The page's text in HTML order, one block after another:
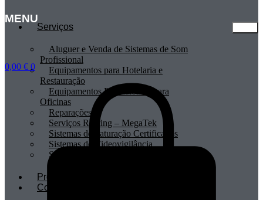
MENU
Serviços
Aluguer e Venda de Sistemas de Som
Profissional
Equipamentos para Hotelaria e
Restauração
Equipamentos Profissionais para
Oficinas
Reparações
Serviços Renting – MegaTek
Sistemas de Faturação Certificados
Sistemas de Videovigilância
Sistemas POS
Profissionais
Contactos
0,00 € 0